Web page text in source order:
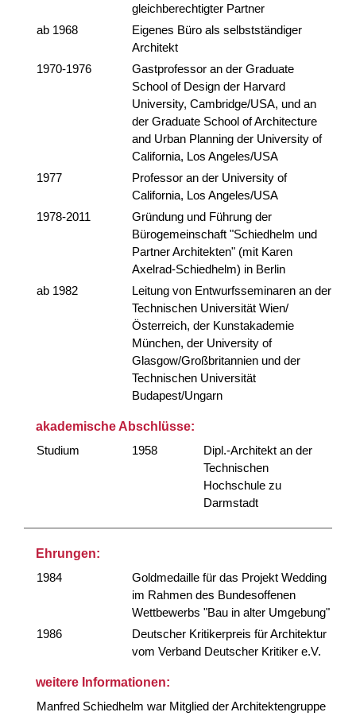
gleichberechtigter Partner
ab 1968
Eigenes Büro als selbstständiger
Architekt
1970-1976
Gastprofessor an der Graduate
School of Design der Harvard
University, Cambridge/USA, und an
der Graduate School of Architecture
and Urban Planning der University of
California, Los Angeles/USA
1977
Professor an der University of
California, Los Angeles/USA
1978-2011
Gründung und Führung der
Bürogemeinschaft "Schiedhelm und
Partner Architekten" (mit Karen
Axelrad-Schiedhelm) in Berlin
ab 1982
Leitung von Entwurfsseminaren an der
Technischen Universität Wien/
Österreich, der Kunstakademie
München, der University of
Glasgow/Großbritannien und der
Technischen Universität
Budapest/Ungarn
akademische Abschlüsse:
Studium
1958
Dipl.-Architekt an der
Technischen
Hochschule zu
Darmstadt
Ehrungen:
1984
Goldmedaille für das Projekt Wedding
im Rahmen des Bundesoffenen
Wettbewerbs "Bau in alter Umgebung"
1986
Deutscher Kritikerpreis für Architektur
vom Verband Deutscher Kritiker e.V.
weitere Informationen:
Manfred Schiedhelm war Mitglied der Architektengruppe